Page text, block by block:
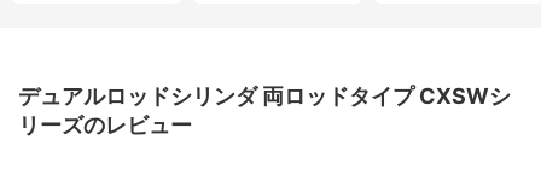
デュアルロッドシリンダ 両ロッドタイプ CXSWシ
リーズのレビュー